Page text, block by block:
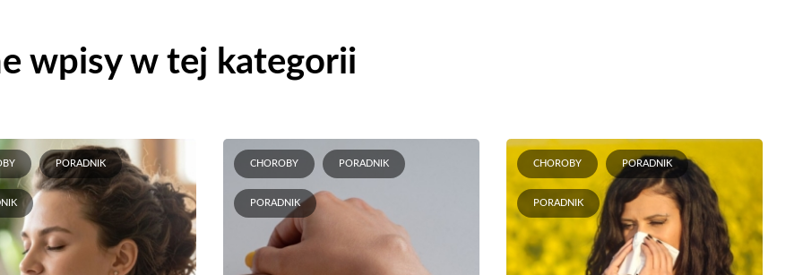
wpisy w tej kategorii
PORADNIK CHOROBY PORADNIK
PORADNIK
CHOROBY PORADNIK
PORADNIK